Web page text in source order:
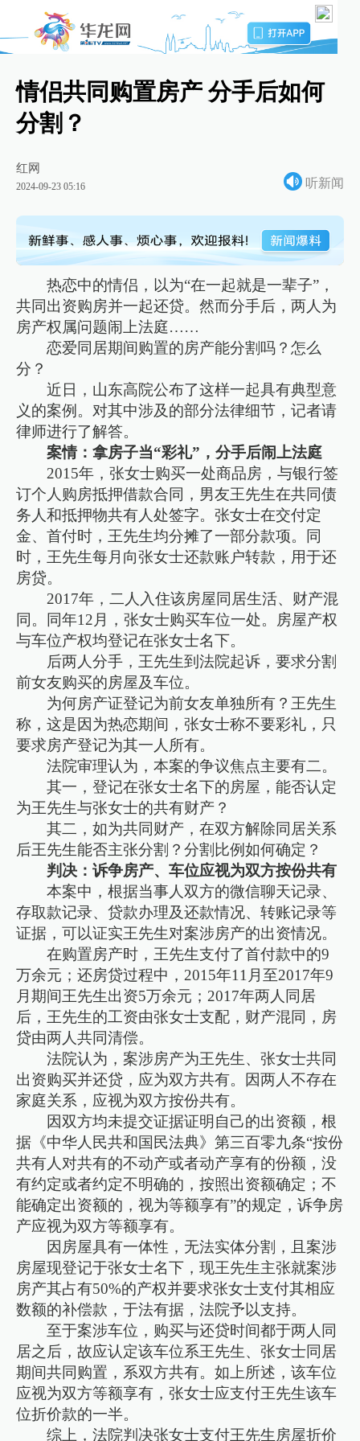
情侣共同购置房产 分手后如何
分割？
红网
2024-09-23 05:16 听新闻
热恋中的情侣，以为“在一起就是一辈子”，
共同出资购房并一起还贷。然而分手后，两人为
房产权属问题闹上法庭……
恋爱同居期间购置的房产能分割吗？怎么
分？
近日，山东高院公布了这样一起具有典型意
义的案例。对其中涉及的部分法律细节，记者请
律师进行了解答。
案情：拿房子当“彩礼”，分手后闹上法庭
2015年，张女士购买一处商品房，与银行签
订个人购房抵押借款合同，男友王先生在共同债
务人和抵押物共有人处签字。张女士在交付定
金、首付时，王先生均分摊了一部分款项。同
时，王先生每月向张女士还款账户转款，用于还
房贷。
2017年，二人入住该房屋同居生活、财产混
同。同年12月，张女士购买车位一处。房屋产权
与车位产权均登记在张女士名下。
后两人分手，王先生到法院起诉，要求分割
前女友购买的房屋及车位。
为何房产证登记为前女友单独所有？王先生
称，这是因为热恋期间，张女士称不要彩礼，只
要求房产登记为其一人所有。
法院审理认为，本案的争议焦点主要有二。
其一，登记在张女士名下的房屋，能否认定
为王先生与张女士的共有财产？
其二，如为共同财产，在双方解除同居关系
后王先生能否主张分割？分割比例如何确定？
判决：诉争房产、车位应视为双方按份共有
本案中，根据当事人双方的微信聊天记录、
存取款记录、贷款办理及还款情况、转账记录等
证据，可以证实王先生对案涉房产的出资情况。
在购置房产时，王先生支付了首付款中的9
万余元；还房贷过程中，2015年11月至2017年9
月期间王先生出资5万余元；2017年两人同居
后，王先生的工资由张女士支配，财产混同，房
贷由两人共同清偿。
法院认为，案涉房产为王先生、张女士共同
出资购买并还贷，应为双方共有。因两人不存在
家庭关系，应视为双方按份共有。
因双方均未提交证据证明自己的出资额，根
据《中华人民共和国民法典》第三百零九条“按份
共有人对共有的不动产或者动产享有的份额，没
有约定或者约定不明确的，按照出资额确定；不
能确定出资额的，视为等额享有”的规定，诉争房
产应视为双方等额享有。
因房屋具有一体性，无法实体分割，且案涉
房屋现登记于张女士名下，现王先生主张就案涉
房产其占有50%的产权并要求张女士支付其相应
数额的补偿款，于法有据，法院予以支持。
至于案涉车位，购买与还贷时间都于两人同
居之后，故应认定该车位系王先生、张女士同居
期间共同购置，系双方共有。如上所述，该车位
应视为双方等额享有，张女士应支付王先生该车
位折价款的一半。
综上，法院判决张女士支付王先生房屋折价